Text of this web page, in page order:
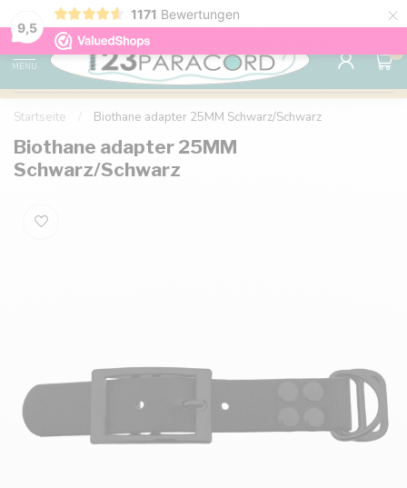
9,5
1171 Bewertungen ×
Kostenlose Lieferung nach Hause ab 150 €
MENU
0
Startseite Biothane adapter 25MM Schwarz/Schwarz
Biothane adapter 25MM
Schwarz/Schwarz